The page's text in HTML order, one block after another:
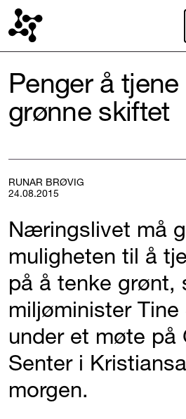
Penger å
grønne skiftet
RUNAR BRØVIG
24.08.2015
Næringslivet må
muligheten til å
på å tenke grønt,
miljøminister
under et møte på
Senter i
morgen.